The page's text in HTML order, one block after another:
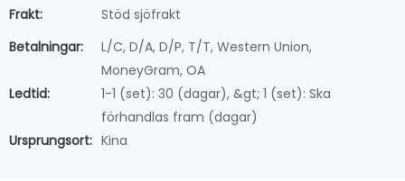
Frakt:
Stöd sjöfrakt
Betalningar:
L/C, D/A, D/P, T/T, Western Union,
MoneyGram, OA
Ledtid:
1-1 (set): 30 (dagar), &gt; 1 (set): Ska
förhandlas fram (dagar)
Ursprungsort: Kina